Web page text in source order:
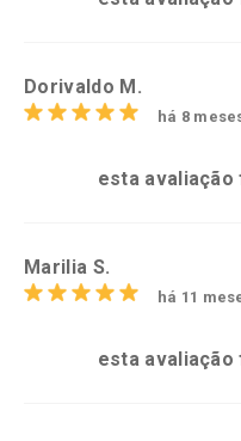
Dorivaldo M.
há 8
esta avaliação
Marilia S.
há 11
esta avaliação